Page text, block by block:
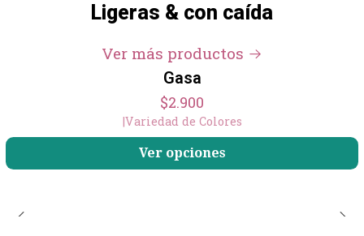
Ligeras & con caída
Ver más productos
+5
Gasa
$2.900
|Variedad de Colores
Ver opciones